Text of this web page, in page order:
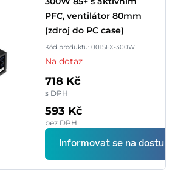
PFC, ventilátor 80mm
(zdroj do PC case)
Kód produktu: 001SFX-300W
Na dotaz
718 Kč
s DPH
593 Kč
bez DPH
Informovat se na